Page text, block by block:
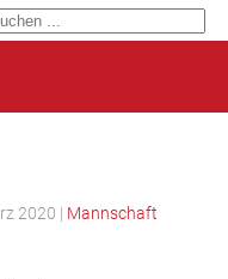
2020 | Mannschaft